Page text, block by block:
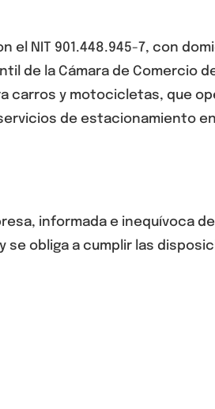
el NIT 901.448.945-7, con
de la Cámara de Comercio
carros y motocicletas, que
de estacionamiento
informada e inequívoca
se obliga a cumplir las